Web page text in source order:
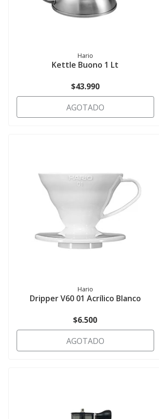
Hario
Kettle Buono 1 Lt
$43.990
AGOTADO
Hario
Dripper V60 01 Acrílico Blanco
$6.500
AGOTADO